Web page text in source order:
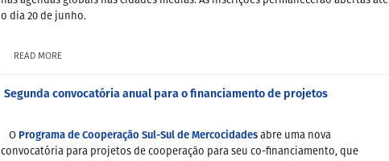
o dia 20 de junho.
READ MORE
Segunda convocatória anual para o financiamento de projetos
O Programa de Cooperação Sul-Sul de Mercocidades abre uma nova
convocatória para projetos de cooperação para seu co-financiamento, que